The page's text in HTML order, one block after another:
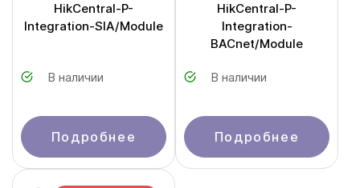
HikCentral-P-
Integration-SIA/Module
В наличии
Подробнее
HikCentral-P-
Integration-
BACnet/Module
В наличии
Подробнее